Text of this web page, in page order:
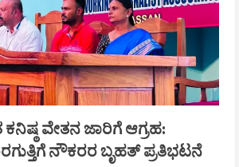
ವೇತನ ಜಾರಿಗೆ ಆಗ್ರಹ:
ನೌಕರರ ಬೃಹತ್ ಪ್ರತಿಭಟನೆ